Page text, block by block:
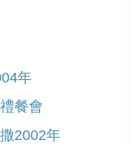
年
餐會
2002年